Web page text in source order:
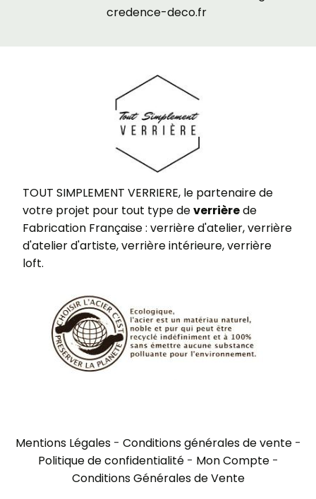
credence-deco.fr
TOUT SIMPLEMENT VERRIERE, le partenaire de
votre projet pour tout type deverrièrede
Fabrication Française : verrière d'atelier, verrière
d'atelier d'artiste, verrière intérieure, verrière
loft.
Mentions Légales
Conditions générales de vente
Politique de confidentialité
Mon Compte
Conditions Générales de Vente